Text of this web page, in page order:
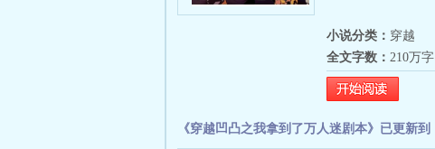
小说分类： 穿越
全文字数： 210万字
《穿越凹凸之我拿到了万人迷剧本》已更新到